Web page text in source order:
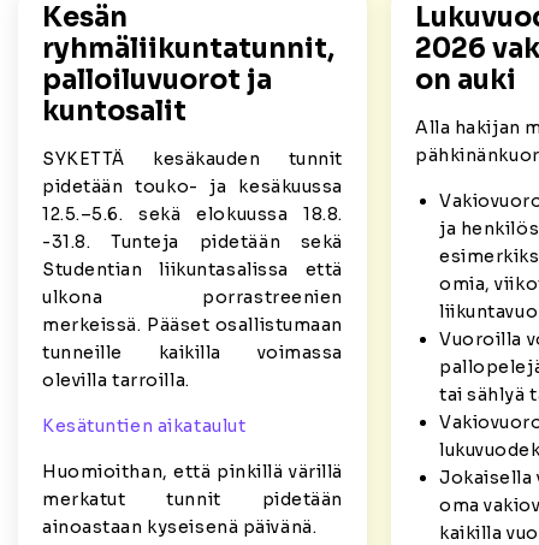
Kesän
ryhmäliikuntatunnit,
palloiluvuorot ja
kuntosalit
SYKETTÄ kesäkauden tunnit
pidetään touko- ja kesäkuussa
12.5.–5.6. sekä elokuussa 18.8.
-31.8. Tunteja pidetään sekä
Studentian liikuntasalissa että
ulkona porrastreenien
merkeissä. Pääset osallistumaan
tunneille kaikilla voimassa
olevilla tarroilla.
Kesätuntien aikataulut
Huomioithan, että pinkillä värillä
merkatut tunnit pidetään
ainoastaan kyseisenä päivänä.
2026
on auki
Alla hakijan
ja
omia,
Vuoroilla
tai sählyä
Jokaisella
oma
kaikilla